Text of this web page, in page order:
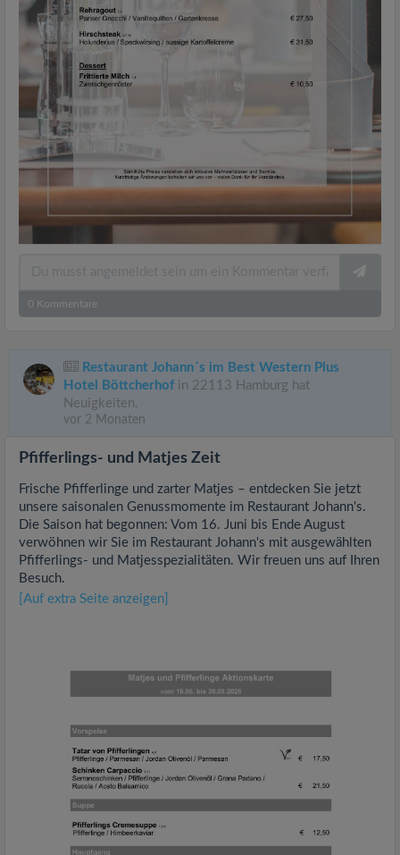
0 Kommentare
Restaurant Johann´s im Best Western Plus
Hotel Böttcherhof in 22113 Hamburg hat
Neuigkeiten.
vor 2 Monaten
Pfifferlings- und Matjes Zeit
Frische Pfifferlinge und zarter Matjes – entdecken Sie jetzt
unsere saisonalen Genussmomente im Restaurant Johann's.
Die Saison hat begonnen: Vom 16. Juni bis Ende August
verwöhnen wir Sie im Restaurant Johann's mit ausgewählten
Pfifferlings- und Matjesspezialitäten. Wir freuen uns auf Ihren
Besuch.
[Auf extra Seite anzeigen]